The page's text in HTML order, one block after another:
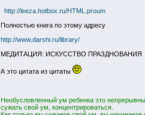
http://leeza.hotbox.ru/HTML.proum
Полностью книга по этому адресу
http://www.darshi.ru/library/
МЕДИТАЦИЯ: ИСКУССТВО ПРАЗДНОВАНИЯ
А это цитата из цитаты
Необусловленный ум ребенка это
сужать свой ум, концентрироваться.